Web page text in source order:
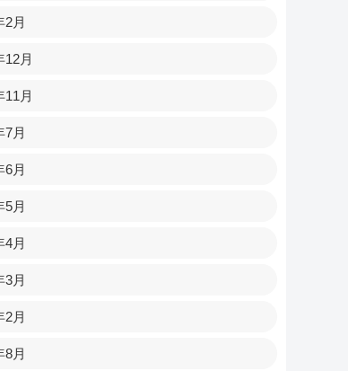
2月
12月
11月
7月
6月
5月
4月
3月
2月
8月